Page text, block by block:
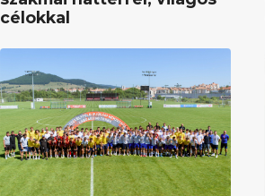
célokkal